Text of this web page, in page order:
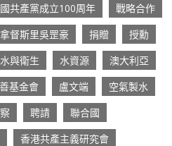
共產黨成立100周年
戰略合作
拿督斯里吳罡豪 捐贈
授勳
水與衛生 水資源
澳大利亞
基金會 盧文端
空氣製水
聘請
聯合國
香港共產主義研究會